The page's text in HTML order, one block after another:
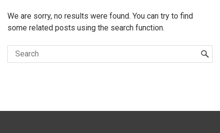
We are sorry, no results were found. You can try to find
some related posts using the search function.